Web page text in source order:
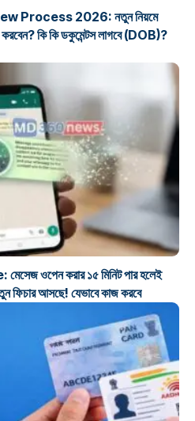
Process 2026: নতুন নিয়মে
করবেন? কি কি ডকুমেন্টস লাগবে (DOB)?
ওপেন করার ১৫ মিনিট পার হলেই
ফিচার আসছে! যেভাবে কাজ করবে